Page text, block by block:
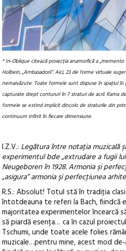
* In‑Oblique citează proiecţia anamorfică a
Holbein, „Ambasadorii”. Aici, 23 de forme virtuale
nemaivăzute. Toate formele sunt dispuse în spaţiul
capturate drept contururi în 7 straturi de acril. Rama
formele se extind implicit dincolo de straturile din
continuum infinit în fiecare dimensiune.
I.Z.V.: Legătura între notaţia muzicală
experimentul bde „extrudare a fugii
Neugeboren în 1928. Armonia şi
„asigura” armonia şi perfecţiunea
R.S.: Absolut! Totul stă în tradiţia
întotdeauna te referi la Bach, fiindcă
majoritatea experimentelor încearcă
să piardă esenţa… ca în cazul
Tschumi, unde toate acele folies
muzicale…pentru mine, acest mod